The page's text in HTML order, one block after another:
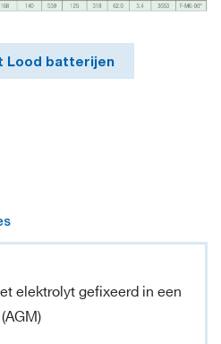
Lood batterijen
elektrolyt gefixeerd in een